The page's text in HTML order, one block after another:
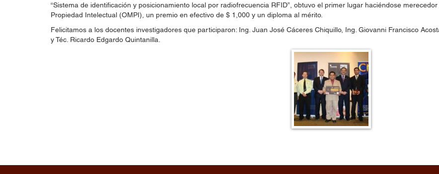
“Sistema de identificación y posicionamiento local por radiofrecuencia RFID”, obtuvo el primer lugar haciéndose
Propiedad Intelectual (OMPI), un premio en efectivo de $ 1,000 y un diploma al mérito.
Felicitamos a los docentes investigadores que participaron: Ing. Juan José Cáceres Chiquillo, Ing. Giovanni Francisco
y Téc. Ricardo Edgardo Quintanilla.